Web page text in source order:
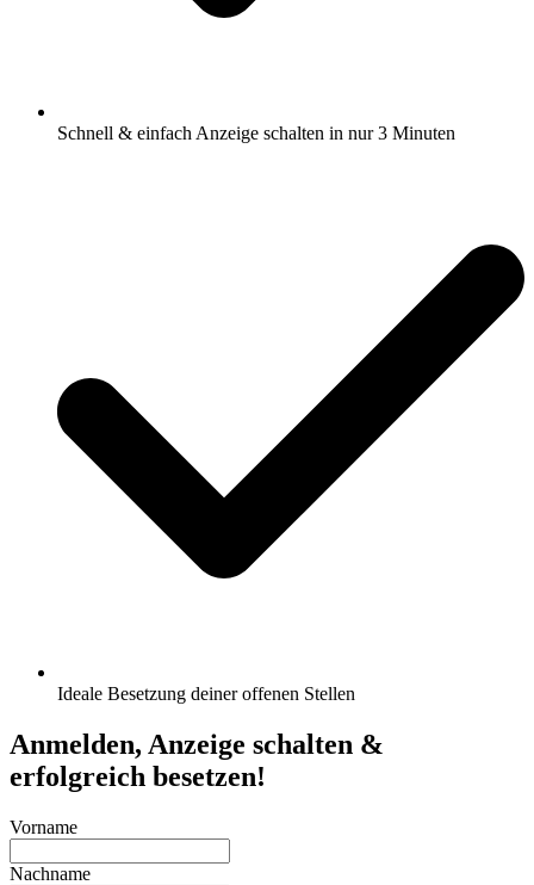
Schnell & einfach Anzeige schalten in nur 3 Minuten
Ideale Besetzung deiner offenen Stellen
Anmelden, Anzeige schalten &
erfolgreich besetzen!
Vorname
Nachname